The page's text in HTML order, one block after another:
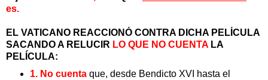
es.
EL VATICANO REACCIONÓ CONTRA DICHA PELÍCULA
SACANDO A RELUCIR LO QUE NO CUENTA LA
PELÍCULA:
1. No cuentaque, desde Bendicto XVI hasta el